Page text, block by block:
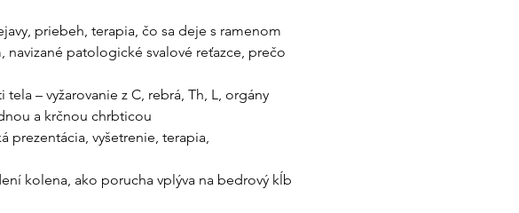
priebeh, terapia, čo sa deje s ramenom
patologické svalové reťazce, prečo
– vyžarovanie z C, rebrá, Th, L, orgány
a krčnou chrbticou
prezentácia, vyšetrenie, terapia,
kolena, ako porucha vplýva na bedrový kĺb